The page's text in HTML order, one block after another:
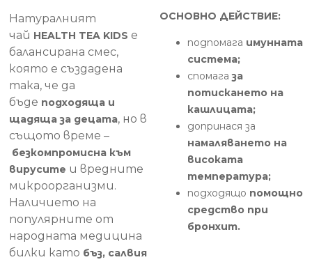
Натуралният
чай HEALTH TEA KIDS е
балансирана смес,
която е създадена
така, че да
бъде подходяща и
щадяща за децата, но в
същото време –
безкомпромисна към
вирусите и вредните
микроорганизми.
Наличието на
популярните от
народната медицина
билки като бъз, салвия
ОСНОВНО ДЕЙСТВИЕ:
подпомага имунната
система;
спомага за
потискането на
кашлицата;
допринася за
намаляването на
високата
температура;
подходящо помощно
средство при
бронхит.